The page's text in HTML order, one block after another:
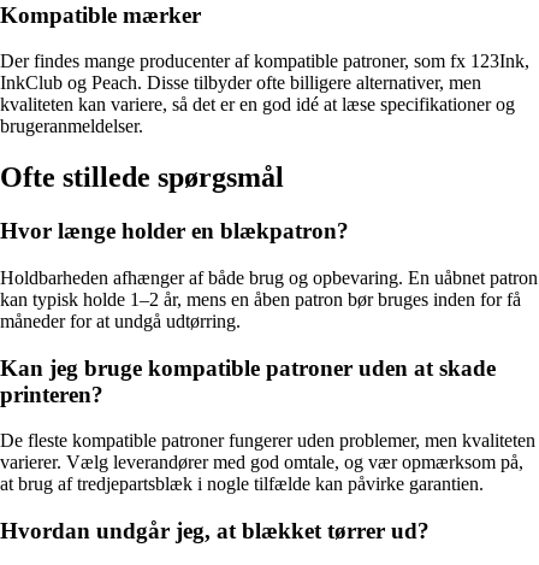
Kompatible mærker
Der findes mange producenter af kompatible patroner, som fx 123Ink,
InkClub og Peach. Disse tilbyder ofte billigere alternativer, men
kvaliteten kan variere, så det er en god idé at læse specifikationer og
brugeranmeldelser.
Ofte stillede spørgsmål
Hvor længe holder en blækpatron?
Holdbarheden afhænger af både brug og opbevaring. En uåbnet patron
kan typisk holde 1–2 år, mens en åben patron bør bruges inden for få
måneder for at undgå udtørring.
Kan jeg bruge kompatible patroner uden at skade
printeren?
De fleste kompatible patroner fungerer uden problemer, men kvaliteten
varierer. Vælg leverandører med god omtale, og vær opmærksom på,
at brug af tredjepartsblæk i nogle tilfælde kan påvirke garantien.
Hvordan undgår jeg, at blækket tørrer ud?